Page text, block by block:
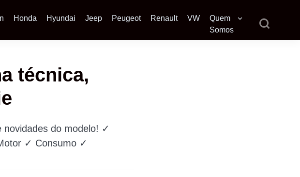
Honda Hyundai Jeep Peugeot Renault VW
Quem
Somos
técnica,
novidades do modelo! ✓
✓ Consumo ✓